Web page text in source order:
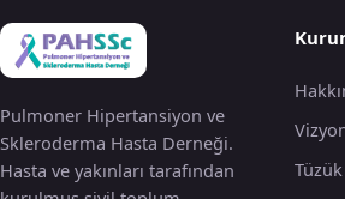
Pulmoner Hipertansiyon ve
Skleroderma Hasta Derneği.
Hasta ve yakınları tarafından
Tüzük